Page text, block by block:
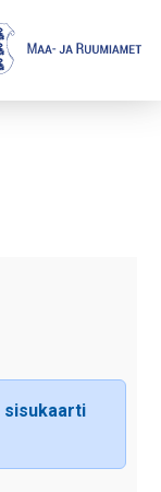
sisukaarti